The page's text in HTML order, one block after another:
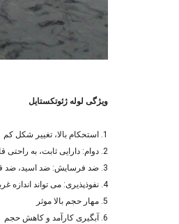
ویژگی لوله ژئوتکستایل
1. استحکام بالا، تغییر شکل کم
2. دوام: دارایی ثابت، به راحتی قابل حل نیست، هوا ضعیف می شود و می تواند ویژگی اصلی را طولانی مدت نگه دارد.
3. ضد فرسایش: ضد اسید، ضد قلیایی، مقاوم در برابر حشرات و کپک
4. نفوذپذیری: می تواند اندازه غربال را برای حفظ نفوذپذیری خاص کنترل کند
5. مهار حجم بالا موثر
6. آبگیری کارآمد و کاهش حجم